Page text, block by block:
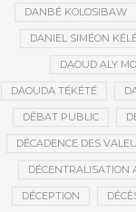
DANBÉ KOLOSIBAW
DANIEL SIMÉON
DAOUD ALY
DAOUDA TÉKÉTÉ
DÉBAT PUBLIC
DÉCADENCE DES
DÉCENTRALISATION
DÉCEPTION